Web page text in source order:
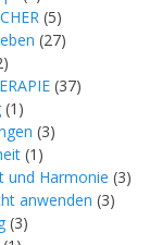
(5)
(27)
(37)
(1)
(3)
(1)
und Harmonie (3)
anwenden (3)
(3)